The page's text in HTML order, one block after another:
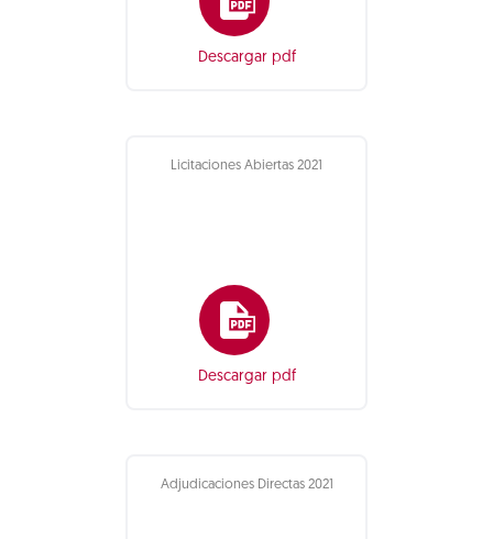
Descargar pdf
Licitaciones Abiertas 2021
Descargar pdf
Adjudicaciones Directas 2021